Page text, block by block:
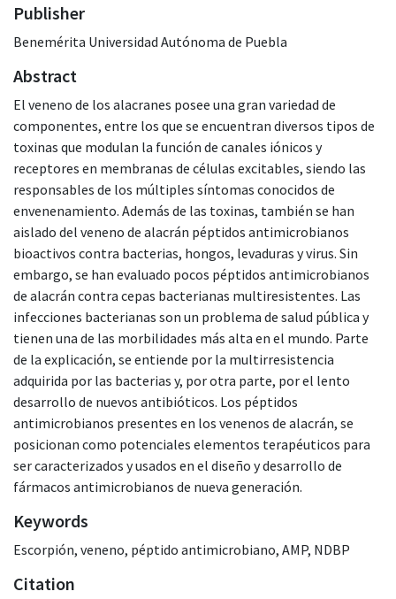
Publisher
Benemérita Universidad Autónoma de Puebla
Abstract
El veneno de los alacranes posee una gran variedad de
componentes, entre los que se encuentran diversos tipos de
toxinas que modulan la función de canales iónicos y
receptores en membranas de células excitables, siendo las
responsables de los múltiples síntomas conocidos de
envenenamiento. Además de las toxinas, también se han
aislado del veneno de alacrán péptidos antimicrobianos
bioactivos contra bacterias, hongos, levaduras y virus. Sin
embargo, se han evaluado pocos péptidos antimicrobianos
de alacrán contra cepas bacterianas multiresistentes. Las
infecciones bacterianas son un problema de salud pública y
tienen una de las morbilidades más alta en el mundo. Parte
de la explicación, se entiende por la multirresistencia
adquirida por las bacterias y, por otra parte, por el lento
desarrollo de nuevos antibióticos. Los péptidos
antimicrobianos presentes en los venenos de alacrán, se
posicionan como potenciales elementos terapéuticos para
ser caracterizados y usados en el diseño y desarrollo de
fármacos antimicrobianos de nueva generación.
Keywords
Escorpión, veneno, péptido antimicrobiano, AMP, NDBP
Citation